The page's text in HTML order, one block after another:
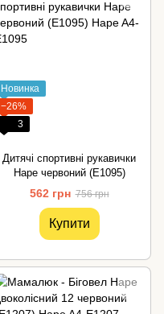
Новинка
−26%
3
Дитячі спортивні рукавички
Hape червоний (E1095)
562 грн 756 грн
Купити